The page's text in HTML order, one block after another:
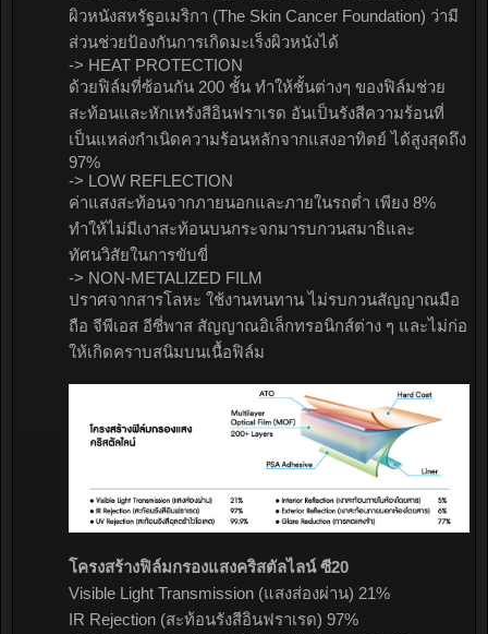
ผิวหนังสหรัฐอเมริกา (The Skin Cancer Foundation) ว่ามี
ส่วนช่วยป้องกันการเกิดมะเร็งผิวหนังได้
-> HEAT PROTECTION
ด้วยฟิล์มที่ซ้อนกัน 200 ชั้น ทำให้ชั้นต่างๆ ของฟิล์มช่วย
สะท้อนและหักเหรังสีอินฟราเรด อันเป็นรังสีความร้อนที่
เป็นแหล่งกำเนิดความร้อนหลักจากแสงอาทิตย์ ได้สูงสุดถึง
97%
-> LOW REFLECTION
ค่าแสงสะท้อนจากภายนอกและภายในรถต่ำ เพียง 8%
ทำให้ไม่มีเงาสะท้อนบนกระจกมารบกวนสมาธิและ
ทัศนวิสัยในการขับขี่
-> NON-METALIZED FILM
ปราศจากสารโลหะ ใช้งานทนทาน ไม่รบกวนสัญญาณมือ
ถือ จีพีเอส อีซี่พาส สัญญาณอิเล็กทรอนิกส์ต่าง ๆ และไม่ก่อ
ให้เกิดคราบสนิมบนเนื้อฟิล์ม
โครงสร้างฟิล์มกรองแสงคริสตัลไลน์ ซี20
Visible Light Transmission (แสงส่องผ่าน) 21%
IR Rejection (สะท้อนรังสีอินฟราเรด) 97%